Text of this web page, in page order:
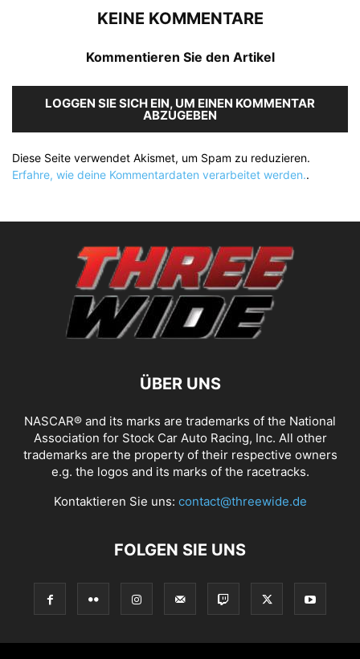
KEINE KOMMENTARE
Kommentieren Sie den Artikel
LOGGEN SIE SICH EIN, UM EINEN KOMMENTAR
ABZUGEBEN
Diese Seite verwendet Akismet, um Spam zu reduzieren.
Erfahre, wie deine Kommentardaten verarbeitet werden..
ÜBER UNS
NASCAR® and its marks are trademarks of the National
Association for Stock Car Auto Racing, Inc. All other
trademarks are the property of their respective owners
e.g. the logos and its marks of the racetracks.
Kontaktieren Sie uns: contact@threewide.de
FOLGEN SIE UNS